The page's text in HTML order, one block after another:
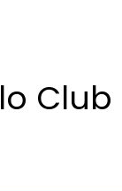
Club